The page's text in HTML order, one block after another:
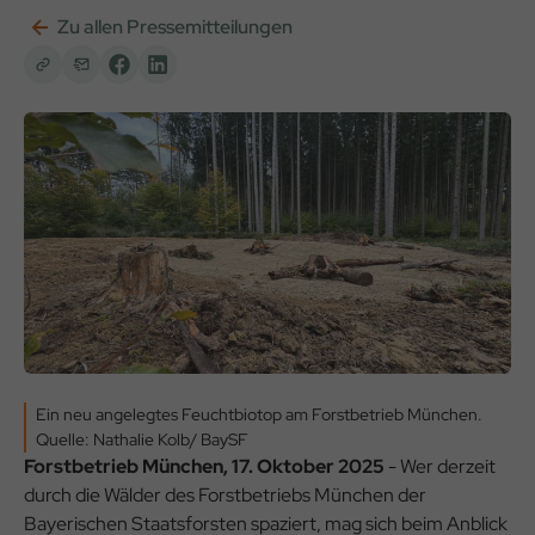
Zu allen Pressemitteilungen
Ein neu angelegtes Feuchtbiotop am Forstbetrieb München.
Quelle: Nathalie Kolb/ BaySF
Forstbetrieb München, 17. Oktober 2025 - Wer derzeit
durch die Wälder des Forstbetriebs München der
Bayerischen Staatsforsten spaziert, mag sich beim Anblick